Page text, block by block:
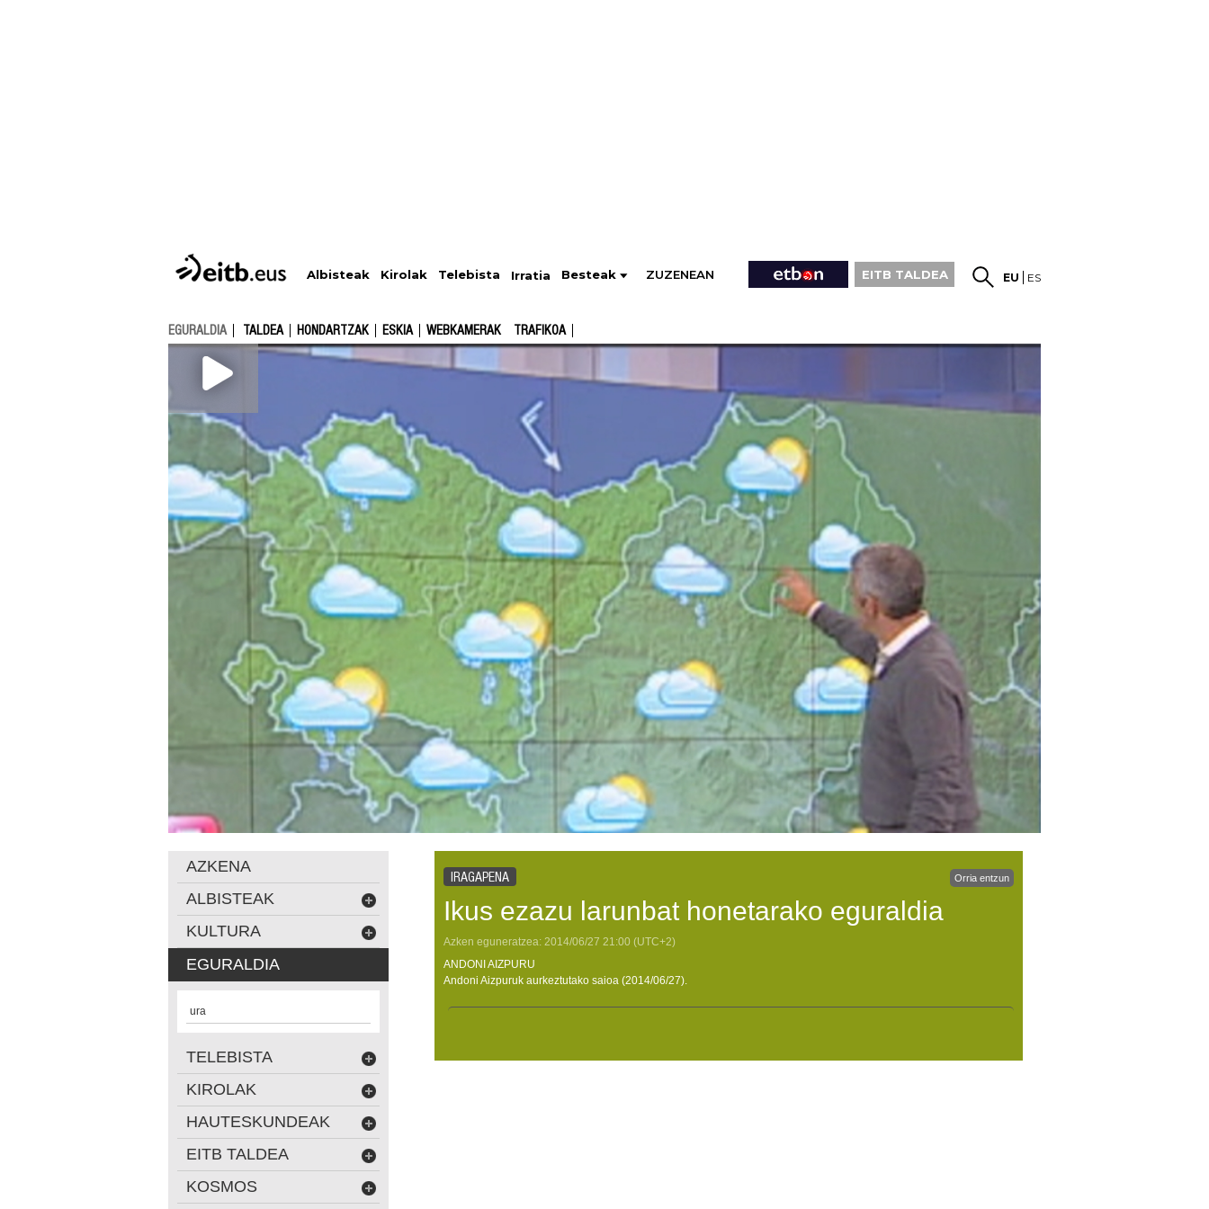
Albisteak Kirolak Telebista Irratia Besteak ZUZENEAN EITB TALDEA EU ES
EGURALDIA TALDEA HONDARTZAK ESKIA WEBKAMERAK TRAFIKOA
IRAGAPENA Orria entzun
Ikus ezazu larunbat honetarako eguraldia
Azken eguneratzea: 2014/06/27 21:00 (UTC+2)
ANDONI AIZPURU
Andoni Aizpuruk aurkeztutako saioa (2014/06/27).
AZKENA
ALBISTEAK
KULTURA
EGURALDIA
ura
TELEBISTA
KIROLAK
HAUTESKUNDEAK
EITB TALDEA
KOSMOS